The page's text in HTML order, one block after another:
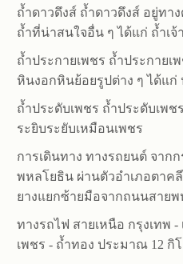
ถ้ำดาวดึงส์ ถ้ำดาวดึงส์ อยู่ท
ถ้ำที่น่าสนใจอื่น ๆ ได้แก่ ถ้ำเ
ถ้ำประกายเพชร ถ้ำประกาย
หินงอกหินย้อยรูปต่าง ๆ ได้แก่
ถ้ำประดับเพชร ถ้ำประดับเพ
ระยิบระยับเหมือนเพชร
การเดินทาง ทางรถยนต์ จาก
พหลโยธิน ผ่านตัวอำเภอตาค
ยางแยกซ้ายมือจากถนนสาย
ทางรถไฟ สายเหนือ กรุงเทพ
เพชร - ถ้ำทอง ประมาณ 12 กิ